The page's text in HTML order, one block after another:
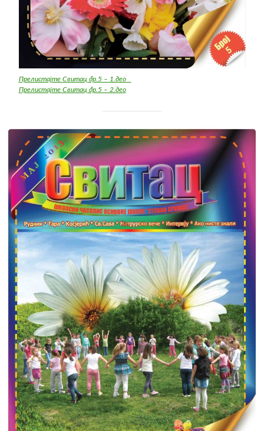
Прелистајте Свитац бр.5 – 1.део
Прелистајте Свитац бр.5 – 2.део